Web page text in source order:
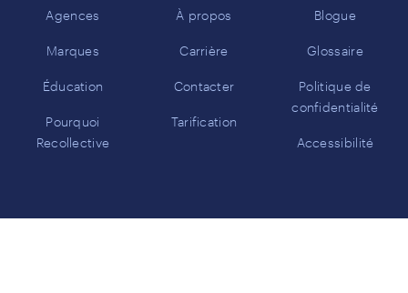
Agences
Marques
Éducation
Pourquoi
Recollective
À propos
Carrière
Contacter
Tarification
Blogue
Glossaire
Politique de
confidentialité
Accessibilité